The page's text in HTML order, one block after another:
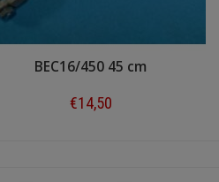
BEC16/450 45 cm
€14,50